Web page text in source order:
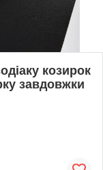
козирок
завдовжки